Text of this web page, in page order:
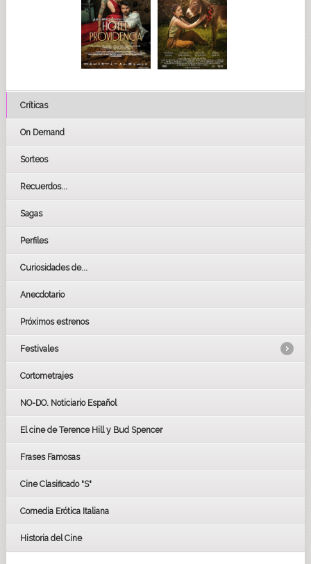
Críticas
On Demand
Sorteos
Recuerdos...
Sagas
Perfiles
Curiosidades de...
Anecdotario
Próximos estrenos
Festivales
LOS OSCARS
GOYAS
BAFTA
Cortometrajes
NO-DO. Noticiario Español
El cine de Terence Hill y Bud Spencer
Frases Famosas
Cine Clasificado "S"
Comedia Erótica Italiana
Historia del Cine